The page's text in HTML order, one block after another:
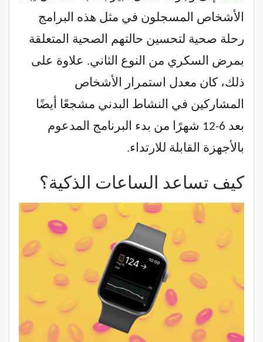
الأشخاص المسجلون في مثل هذه البرامج
رحلة صحية لتحسين حالتهم الصحية المتعلقة
بمرض السكري من النوع الثاني. علاوة على
ذلك، كان معدل استمرار الأشخاص
المشاركين في النشاط البدني مشجعًا أيضًا
بعد 6-12 شهرًا من بدء البرنامج المدعوم
بالأجهزة القابلة للارتداء.
كيف تساعد الساعات الذكية؟